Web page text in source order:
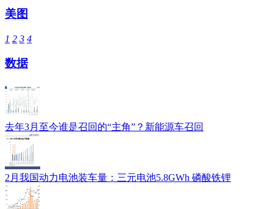
美图
1 2 3 4
数据
去年3月至今谁是召回的“主角”？新能源车召回
2月我国动力电池装车量：三元电池5.8GWh 磷酸铁锂